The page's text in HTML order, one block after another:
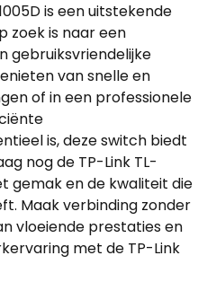
is een uitstekende
zoek is naar een
gebruiksvriendelijke
van snelle en
of in een professionele
is, deze switch biedt
nog de TP-Link TL-
gemak en de kwaliteit die
Maak verbinding zonder
vloeiende prestaties en
met de TP-Link